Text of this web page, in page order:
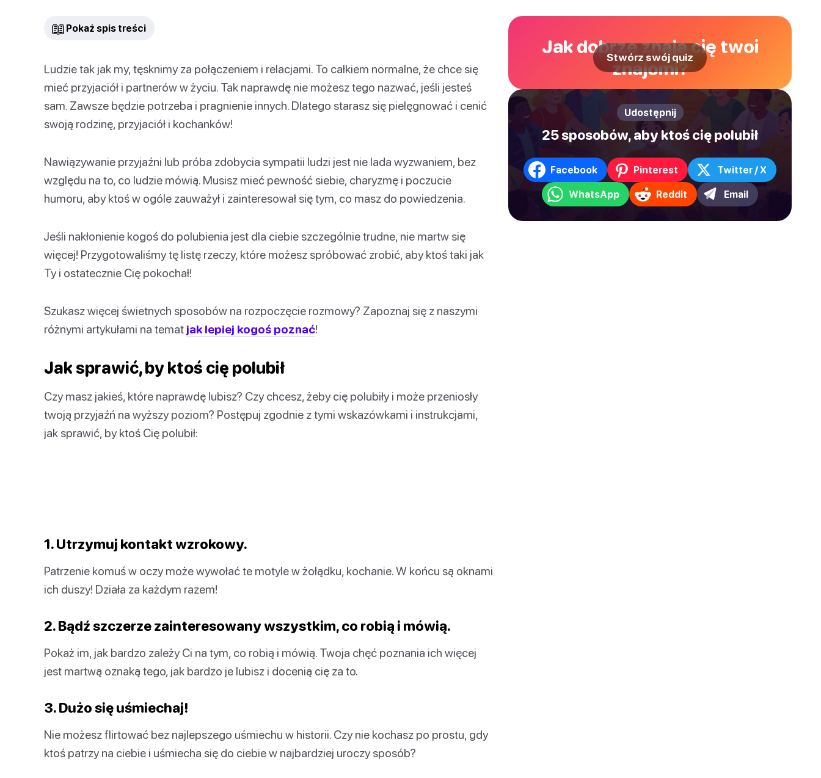
📖 Pokaż spis treści
Ludzie tak jak my, tęsknimy za połączeniem i relacjami. To całkiem normalne, że chce się
mieć przyjaciół i partnerów w życiu. Tak naprawdę nie możesz tego nazwać, jeśli jesteś
sam. Zawsze będzie potrzeba i pragnienie innych. Dlatego starasz się pielęgnować i cenić
swoją rodzinę, przyjaciół i kochanków!
Nawiązywanie przyjaźni lub próba zdobycia sympatii ludzi jest nie lada wyzwaniem, bez
względu na to, co ludzie mówią. Musisz mieć pewność siebie, charyzmę i poczucie
humoru, aby ktoś w ogóle zauważył i zainteresował się tym, co masz do powiedzenia.
Jeśli nakłonienie kogoś do polubienia jest dla ciebie szczególnie trudne, nie martw się
więcej! Przygotowaliśmy tę listę rzeczy, które możesz spróbować zrobić, aby ktoś taki jak
Ty i ostatecznie Cię pokochał!
Szukasz więcej świetnych sposobów na rozpoczęcie rozmowy? Zapoznaj się z naszymi
różnymi artykułami na temat jak lepiej kogoś poznać!
Jak sprawić, by ktoś cię polubił
Czy masz jakieś, które naprawdę lubisz? Czy chcesz, żeby cię polubiły i może przeniosły
twoją przyjaźń na wyższy poziom? Postępuj zgodnie z tymi wskazówkami i instrukcjami,
jak sprawić, by ktoś Cię polubił:
1. Utrzymuj kontakt wzrokowy.
Patrzenie komuś w oczy może wywołać te motyle w żołądku, kochanie. W końcu są oknami
ich duszy! Działa za każdym razem!
2. Bądź szczerze zainteresowany wszystkim, co robią i mówią.
Pokaż im, jak bardzo zależy Ci na tym, co robią i mówią. Twoja chęć poznania ich więcej
jest martwą oznaką tego, jak bardzo je lubisz i docenią cię za to.
3. Dużo się uśmiechaj!
Nie możesz flirtować bez najlepszego uśmiechu w historii. Czy nie kochasz po prostu, gdy
ktoś patrzy na ciebie i uśmiecha się do ciebie w najbardziej uroczy sposób?
Jak dobrze znają cię twoi
znajomi?
Stwórz swój quiz
Udostępnij
25 sposobów, aby ktoś cię polubił
Facebook Pinterest Twitter / X
WhatsApp Reddit Email